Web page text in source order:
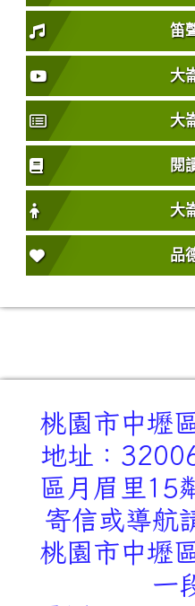
笛
大
大
閱
大
品
桃園市中壢
地址：
區月眉里15
寄信或導航
桃園市中壢
一